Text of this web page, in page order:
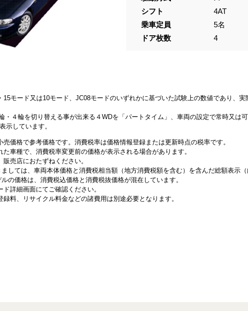
シフト
4AT
乗車定員
5名
ドア枚数
4
15モード又は10モード、JC08モードのいずれかに基づいた試験上の数値であり、
・４輪を切り替える事が出来る４WDを「パートタイム」、車両の設定で常時又は
示しています。
価格で参考価格です。消費税率は価格情報登録または更新時点の税率です。
車種で、消費税率変更前の価格が表示される場合があります。
売店におたずねください。
しては、車両本体価格と消費税相当額（地方消費税額を含む）を含んだ総額表示（
の価格は、消費税込価格と消費税抜価格が混在しています。
詳細画面にてご確認ください。
料、リサイクル料金などの諸費用は別途必要となります。